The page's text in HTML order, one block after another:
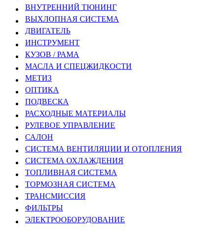
ВНУТРЕННИЙ ТЮНИНГ
ВЫХЛОПНАЯ СИСТЕМА
ДВИГАТЕЛЬ
ИНСТРУМЕНТ
КУЗОВ / РАМА
МАСЛА И СПЕЦЖИДКОСТИ
МЕТИЗ
ОПТИКА
ПОДВЕСКА
РАСХОДНЫЕ МАТЕРИАЛЫ
РУЛЕВОЕ УПРАВЛЕНИЕ
САЛОН
СИСТЕМА ВЕНТИЛЯЦИИ И ОТОПЛЕНИЯ
СИСТЕМА ОХЛАЖДЕНИЯ
ТОПЛИВНАЯ СИСТЕМА
ТОРМОЗНАЯ СИСТЕМА
ТРАНСМИССИЯ
ФИЛЬТРЫ
ЭЛЕКТРООБОРУДОВАНИЕ